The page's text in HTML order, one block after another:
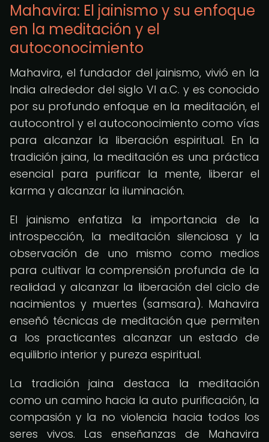
Mahavira: El jainismo y su enfoque
en la meditación y el
autoconocimiento
Mahavira, el fundador del jainismo, vivió en la
India alrededor del siglo VI a.C. y es conocido
por su profundo enfoque en la meditación, el
autocontrol y el autoconocimiento como vías
para alcanzar la liberación espiritual. En la
tradición jaina, la meditación es una práctica
esencial para purificar la mente, liberar el
karma y alcanzar la iluminación.
El jainismo enfatiza la importancia de la
introspección, la meditación silenciosa y la
observación de uno mismo como medios
para cultivar la comprensión profunda de la
realidad y alcanzar la liberación del ciclo de
nacimientos y muertes (samsara). Mahavira
enseñó técnicas de meditación que permiten
a los practicantes alcanzar un estado de
equilibrio interior y pureza espiritual.
La tradición jaina destaca la meditación
como un camino hacia la auto purificación, la
compasión y la no violencia hacia todos los
seres vivos. Las enseñanzas de Mahavira